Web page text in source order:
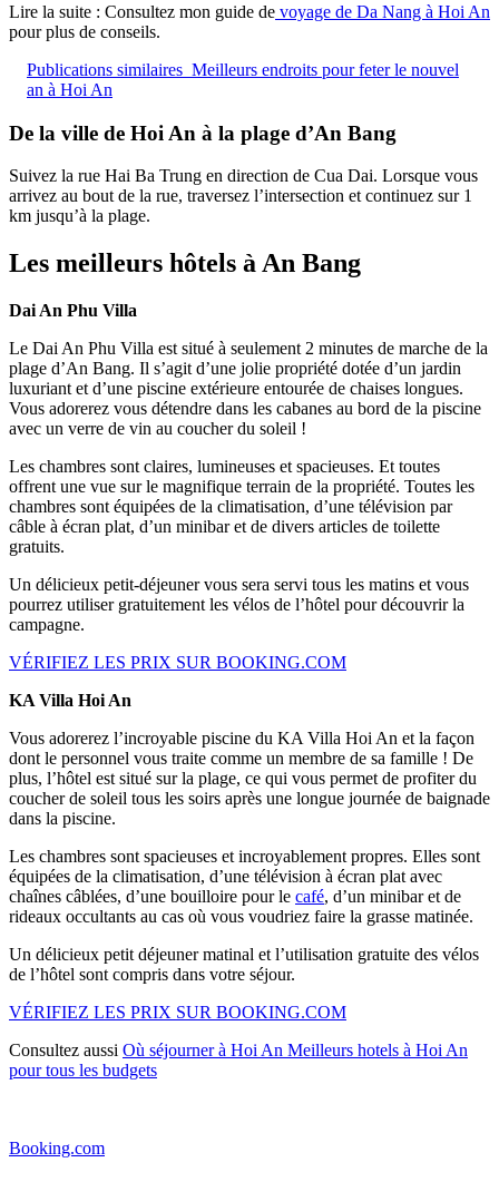
Lire la suite : Consultez mon guide de voyage de Da Nang à Hoi An
pour plus de conseils.
Publications similaires Meilleurs endroits pour feter le nouvel
an à Hoi An
De la ville de Hoi An à la plage d’An Bang
Suivez la rue Hai Ba Trung en direction de Cua Dai. Lorsque vous
arrivez au bout de la rue, traversez l’intersection et continuez sur 1
km jusqu’à la plage.
Les meilleurs hôtels à An Bang
Dai An Phu Villa
Le Dai An Phu Villa est situé à seulement 2 minutes de marche de la
plage d’An Bang. Il s’agit d’une jolie propriété dotée d’un jardin
luxuriant et d’une piscine extérieure entourée de chaises longues.
Vous adorerez vous détendre dans les cabanes au bord de la piscine
avec un verre de vin au coucher du soleil !
Les chambres sont claires, lumineuses et spacieuses. Et toutes
offrent une vue sur le magnifique terrain de la propriété. Toutes les
chambres sont équipées de la climatisation, d’une télévision par
câble à écran plat, d’un minibar et de divers articles de toilette
gratuits.
Un délicieux petit-déjeuner vous sera servi tous les matins et vous
pourrez utiliser gratuitement les vélos de l’hôtel pour découvrir la
campagne.
VÉRIFIEZ LES PRIX SUR BOOKING.COM
KA Villa Hoi An
Vous adorerez l’incroyable piscine du KA Villa Hoi An et la façon
dont le personnel vous traite comme un membre de sa famille ! De
plus, l’hôtel est situé sur la plage, ce qui vous permet de profiter du
coucher de soleil tous les soirs après une longue journée de baignade
dans la piscine.
Les chambres sont spacieuses et incroyablement propres. Elles sont
équipées de la climatisation, d’une télévision à écran plat avec
chaînes câblées, d’une bouilloire pour le café, d’un minibar et de
rideaux occultants au cas où vous voudriez faire la grasse matinée.
Un délicieux petit déjeuner matinal et l’utilisation gratuite des vélos
de l’hôtel sont compris dans votre séjour.
VÉRIFIEZ LES PRIX SUR BOOKING.COM
Consultez aussi Où séjourner à Hoi An Meilleurs hotels à Hoi An
pour tous les budgets
Booking.com